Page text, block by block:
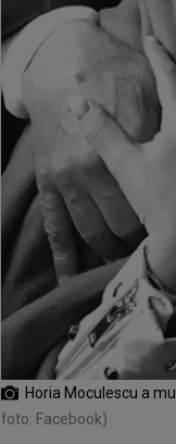
Horia Moculescu a
foto: Facebook)